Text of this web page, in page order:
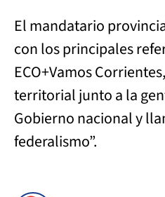
El mandatario
con los principales
ECO+Vamos
territorial junto a la
Gobierno nacional y
federalismo”.